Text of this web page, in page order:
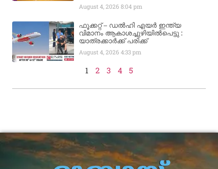
August 4, 20268:04 pm
ഫൂക്കറ്റ് – ഡൽഹി എയര്‍ ഇന്ത്യ
വിമാനം ആകാശച്ചുഴിയില്‍പെട്ടു :
യാത്രക്കാര്‍ക്ക് പരിക്ക്
August 4, 20264:33 pm
1 2 3 4 5